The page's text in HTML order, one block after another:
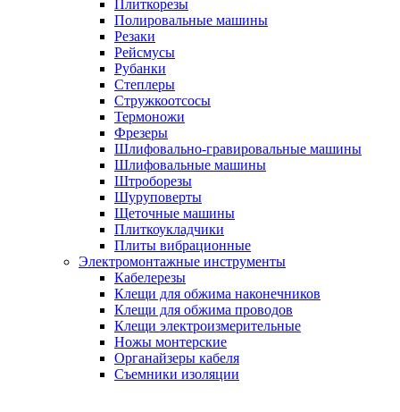
Плиткорезы
Полировальные машины
Резаки
Рейсмусы
Рубанки
Степлеры
Стружкоотсосы
Термоножи
Фрезеры
Шлифовально-гравировальные машины
Шлифовальные машины
Штроборезы
Шуруповерты
Щеточные машины
Плиткоукладчики
Плиты вибрационные
Электромонтажные инструменты
Кабелерезы
Клещи для обжима наконечников
Клещи для обжима проводов
Клещи электроизмерительные
Ножы монтерские
Органайзеры кабеля
Съемники изоляции